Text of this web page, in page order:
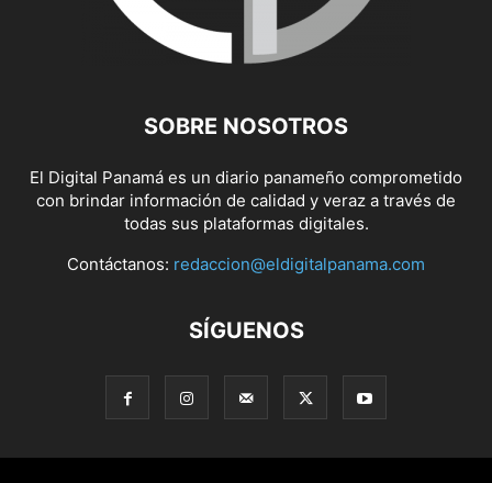
SOBRE NOSOTROS
El Digital Panamá es un diario panameño comprometido
con brindar información de calidad y veraz a través de
todas sus plataformas digitales.
Contáctanos: redaccion@eldigitalpanama.com
SÍGUENOS